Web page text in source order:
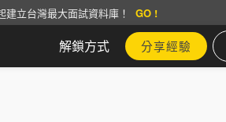
立台灣最大面試資料庫！ GO !
解鎖方式 分享經驗